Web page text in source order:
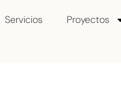
Servicios Proyectos